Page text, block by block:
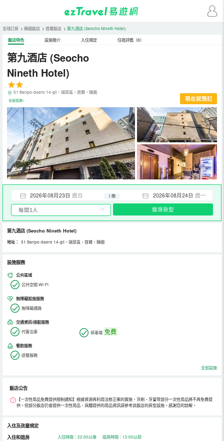
全球訂房 > 韓國飯店 > 首爾飯店 > 第九酒店(Seocho Nineth Hotel)
飯店特色 設施簡介 入住規定 住宿評鑑（8）
第九酒店 (Seocho
Nineth Hotel)
51 Banpo-daero 14-gil，瑞草區，首爾，韓國
全部設施> 現在就預訂
2026年08月23日 週日 2026年08月24日 週一
1 晚
搜尋房型
第九酒店(Seocho Nineth Hotel)
地址： 51 Banpo-daero 14-gil，瑞草區，首爾，韓國
設施服務
公共區域
公共空間 Wi-Fi
無障礙設施服務
無障礙通路
交通資訊/接駁服務
代客泊車 停車場 免費
餐飲服務
送餐服務
全部設施
飯店公告
【一次性用品免費提供限制通知】根據資源再利用法修正案的實施，牙刷、牙膏等部分一次性用品將不再免費提
供。但部分飯店仍會提供一次性用品，具體提供的用品資訊請參考該飯店的房型設施。感謝您的諒解。
入住及孩童規定
入住和退房
入住時間：22:00以後 退房時間：12:00以前